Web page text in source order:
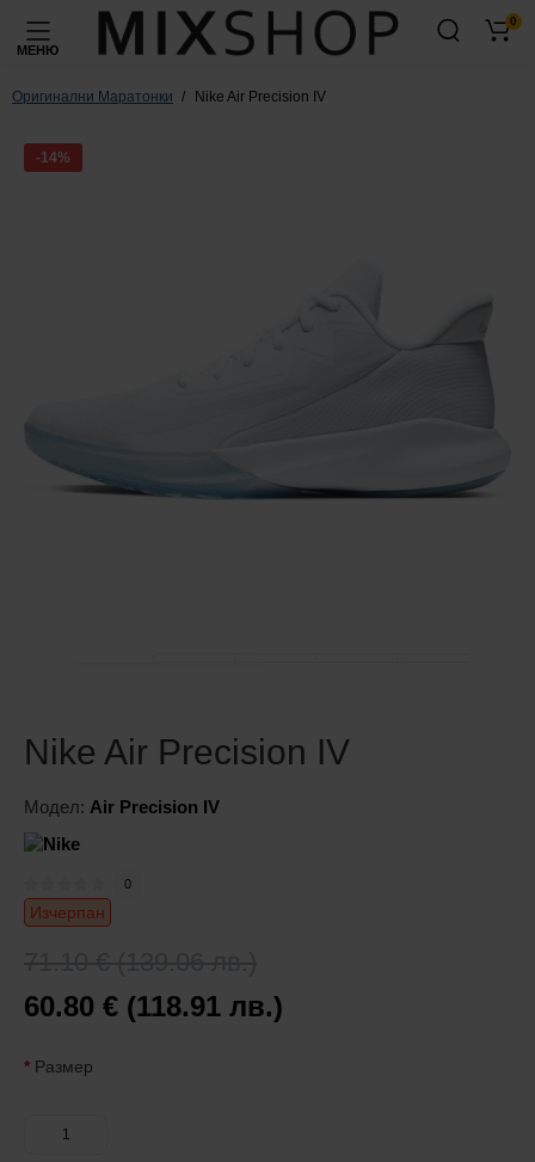
МЕНЮ
0
Оригинални Маратонки Nike Air Precision IV
-14%
Nike Air Precision IV
Модел: Air Precision IV
0
Изчерпан
60.80 € (118.91 лв.)
Размер